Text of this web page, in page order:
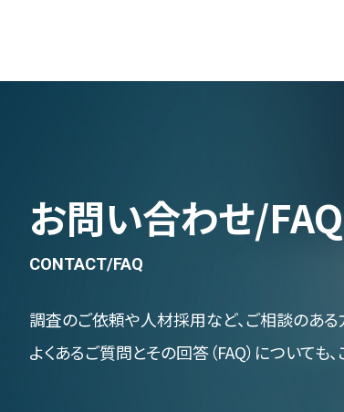
お問い合わせ/FAQ
CONTACT/FAQ
調査のご依頼や人材採用など、ご相談のあ
よくあるご質問とその回答（FAQ）についても